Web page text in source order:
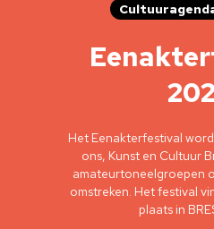
Het Eenakterfestival
ons, Kunst en Cultuur
amateurtoneelgroepen
omstreken. Het festival
plaats in